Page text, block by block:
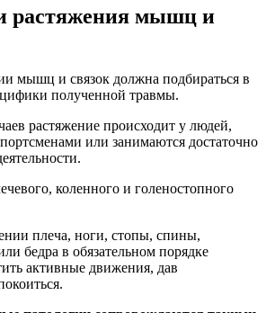
растяжения мышц и
мышц и связок должна подбираться в
полученной травмы.
растяжение происходит у людей,
или занимаются достаточно
коленного и голеностопного
плеча, ноги, стопы, спины,
бедра в обязательном порядке
активные движения, дав